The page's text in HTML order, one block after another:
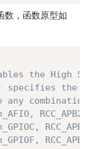
数，函数原型如
the High
specifies the
any